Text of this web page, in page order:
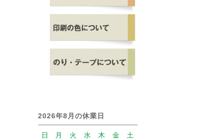
2026年8月の休業日
日 月 火 水 木 金
土